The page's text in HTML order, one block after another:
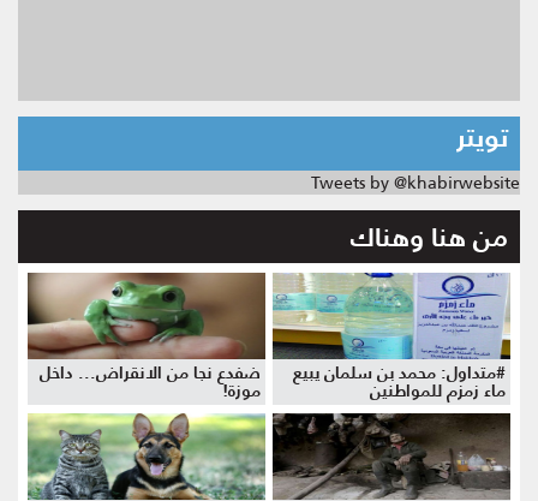
تويتر
Tweets by @khabirwebsite
من هنا وهناك
#متداول: محمد بن سلمان يبيع
ماء زمزم للمواطنين
ضفدع نجا من الانقراض... داخل
موزة!